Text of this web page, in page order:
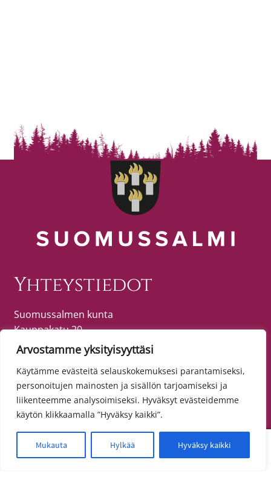
Arvostamme yksityisyyttäsi
Käytämme evästeitä selauskokemuksesi parantamiseksi,
personoitujen mainosten ja sisällön tarjoamiseksi ja
liikenteemme analysoimiseksi. Hyväksyt evästeidemme
käytön klikkaamalla ”Hyväksy kaikki”.
Mukauta Hylkää Hyväksy kaikki
Yhteystiedot
Suomussalmen kunta
Kauppakatu 20
89600 SUOMUSSALMI
puh. (08) 615 55 51 (vaihde)
Tietosuoja
Toimitusehdot
Tietosuojaseloste
Etsi:
Haku